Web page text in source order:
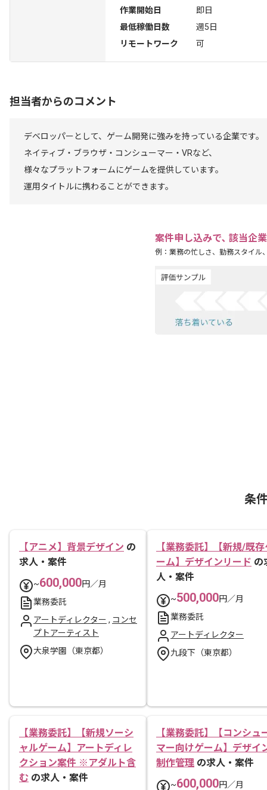
作業開始日
即日
最低稼働日数
週5日
リモートワーク
可
担当者からのコメント
デベロッパーとして、ゲーム開発に強みを持っている企業です。
ネイティブ・ブラウザ・コンシューマー・VRなど、
様々なプラットフォームにゲームを提供しています。
運用タイトルに携わることができます。
案件申し込みで､ 該当企
例：業務の忙しさ、勤務スタイル
条
【アニメ】背景デザイン の
求人・案件
~600,000円／月
業務委託
アートディレクター , コンセ
プトアーティスト
大泉学園（東京都）
【業務委託】【新規/既存
ーム】デザインリード の
人・案件
~500,000円／月
業務委託
アートディレクター
九段下（東京都）
【業務委託】【新規ソーシ
ャルゲーム】アートディレ
クション案件 ※アダルト含
む の求人・案件
【業務委託】【コンシュ
マー向けゲーム】デザイ
制作管理 の求人・案件
~600,000円／月